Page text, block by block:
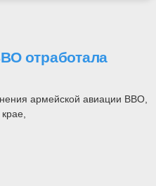
отработала
армейской авиации ВВО,